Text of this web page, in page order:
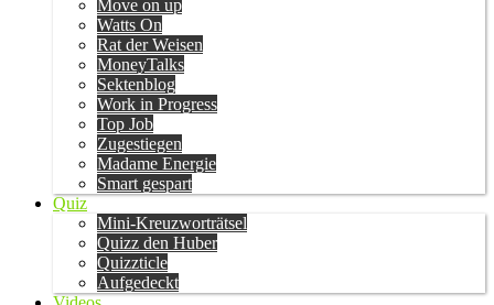
Move on up
Watts On
Rat der Weisen
MoneyTalks
Sektenblog
Work in Progress
Top Job
Zugestiegen
Madame Energie
Smart gespart
Quiz
Mini-Kreuzworträtsel
Quizz den Huber
Quizzticle
Aufgedeckt